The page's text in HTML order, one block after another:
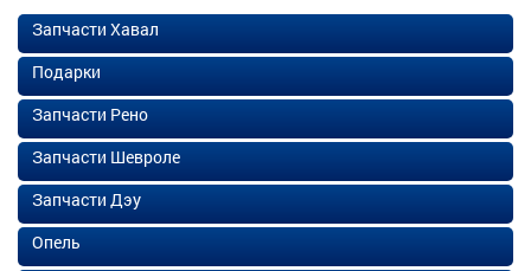
Запчасти Хавал
Подарки
Запчасти Рено
Запчасти Шевроле
Запчасти Дэу
Опель